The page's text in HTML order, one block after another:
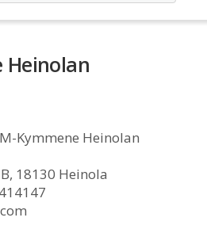
Heinolan
Kymmene Heinolan
18130 Heinola